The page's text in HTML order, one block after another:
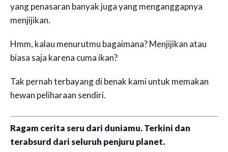
yang penasaran banyak juga yang menganggapnya
menjijikan.
Hmm, kalau menurutmu bagaimana? Menjijikan atau
biasa saja karena cuma ikan?
Tak pernah terbayang di benak kami untuk memakan
hewan peliharaan sendiri.
Ragam cerita seru dari duniamu. Terkini dan
terabsurd dari seluruh penjuru planet.